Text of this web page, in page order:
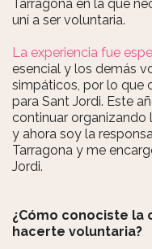
Tarragona en la que
uní a ser voluntaria.
La experiencia fue
esencial y los demás
simpáticos, por lo que
para Sant Jordi. Este
continuar organizando
y ahora soy la
Tarragona y me
Jordi.
¿Cómo conociste la
hacerte voluntaria?